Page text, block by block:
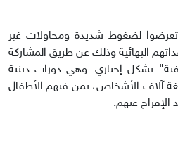
لضغوط شديدة ومحاولات غير
البهائية وذلك عن طريق المشاركة
بشكل إجباري. وهي دورات دينية
آلاف الأشخاص، بمن فيهم الأطفال
الإفراج عنهم.